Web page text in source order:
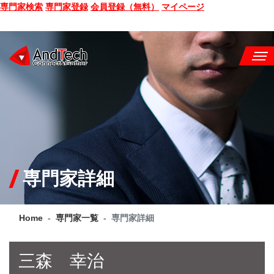
専門家検索 専門家登録 会員登録（無料） マイページ
CONSULTING
SERVICE
COMPANY
Q&A
専門家詳細
Home 専門家一覧 専門家詳細
三森 幸治